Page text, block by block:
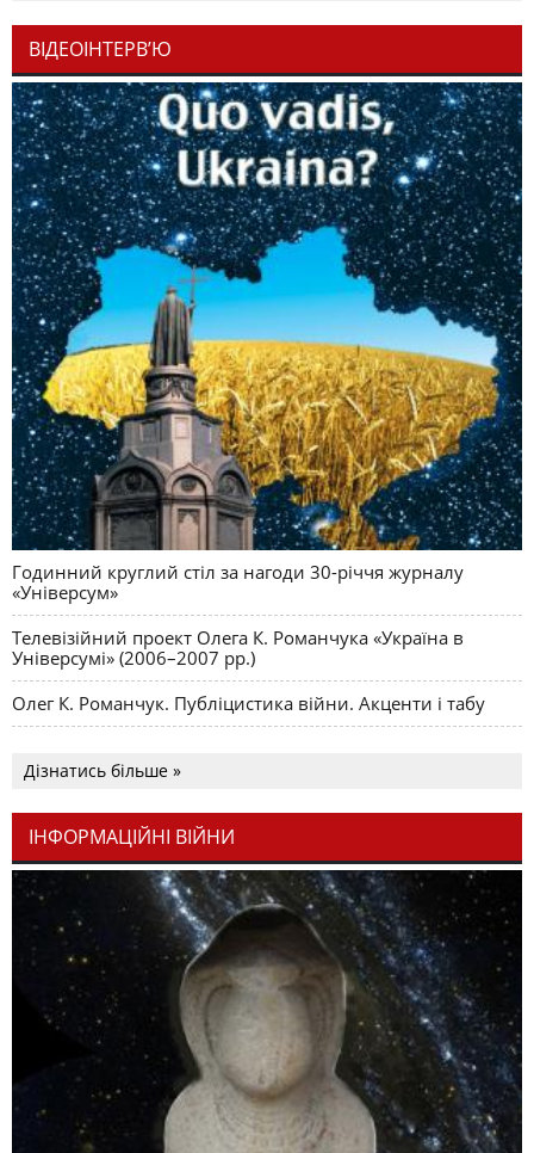
ВІДЕОІНТЕРВ’Ю
Годинний круглий стіл за нагоди 30-річчя журналу
«Універсум»
Телевізійний проект Олега К. Романчука «Україна в
Універсумі» (2006–2007 рр.)
Олег К. Романчук. Публіцистика війни. Акценти і табу
Дізнатись більше »
ІНФОРМАЦІЙНІ ВІЙНИ